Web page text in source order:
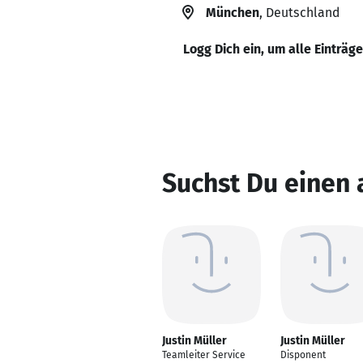
München, Deutschland
Logg Dich ein, um alle
Suchst Du einen
Justin Müller
Teamleiter Service
Justin Müller
Disponent